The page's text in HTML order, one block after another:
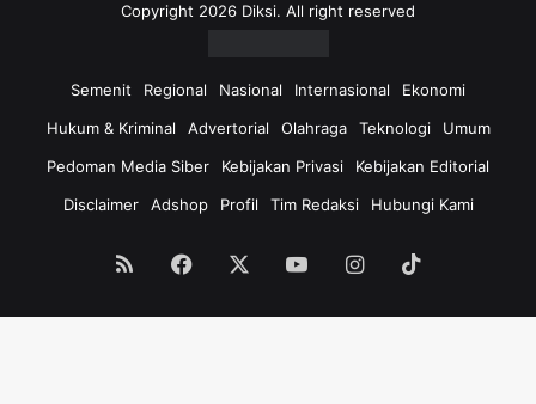
Copyright 2026 Diksi. All right reserved
Semenit Regional Nasional Internasional
Ekonomi
Hukum & Kriminal
Advertorial Olahraga Teknologi
Umum
Pedoman Media Siber
Kebijakan Privasi
Kebijakan Editorial
Disclaimer
Adshop Profil Tim Redaksi Hubungi Kami
RSS Facebook YouTubeInstagram